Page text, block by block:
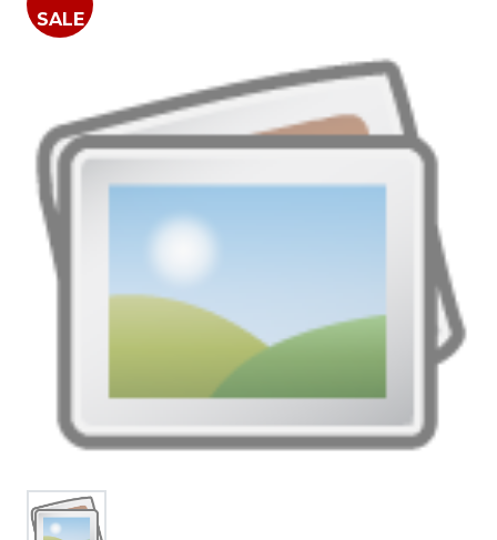
SALE